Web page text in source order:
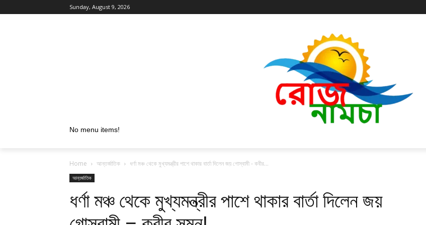
Sunday, August 9, 2026
No menu items!
Home আন্তর্জাতিক ধর্ণা মঞ্চ থেকে মুখ্যমন্ত্রীর পাশে থাকার বার্তা দিলেন জয় গোস্বামী - কবীর...
আন্তর্জাতিক
ধর্ণা মঞ্চ থেকে মুখ্যমন্ত্রীর পাশে থাকার বার্তা দিলেন জয়